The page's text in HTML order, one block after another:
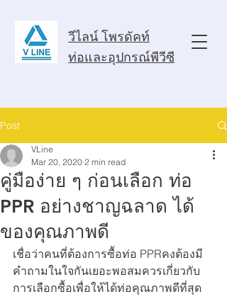
วีไลน์ โพรดัคท์
ท่อและอุปกรณ์พีวีซี
Post
คู่มือง่าย ๆ ก่อนเลือก ท่อ
PPR อย่างชาญฉลาด ได้
ของคุณภาพดี
VLine
Mar 20, 2020 2 min read
เชื่อว่าคนที่ต้องการซื้อท่อ PPRคงต้องมี
คำถามในใจกันเยอะพอสมควรเกี่ยวกับ
การเลือกซื้อเพื่อให้ได้ท่อคุณภาพดีที่สุด